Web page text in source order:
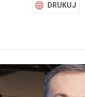
DRUKUJ